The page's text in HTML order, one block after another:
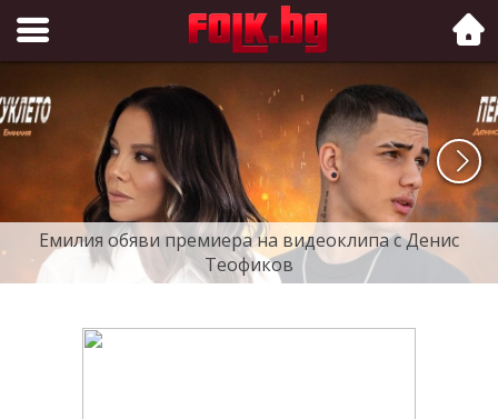
Folk.bg
Емилия обяви премиера на видеоклипа с Денис
Теофиков